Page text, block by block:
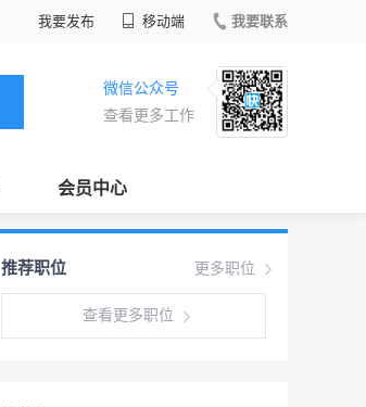
我要发布 移动端 我要联系
微信公众号
查看更多工作
会员中心
更多职位
推荐职位
查看更多职位